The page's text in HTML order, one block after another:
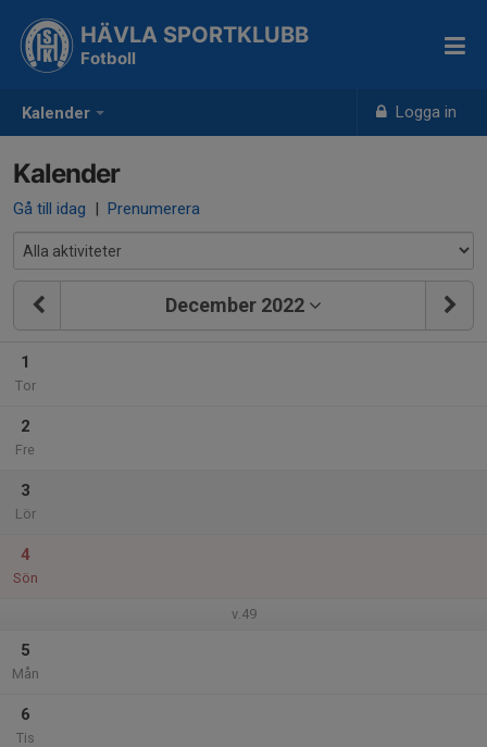
Kalender Logga in
HÄVLA SPORTKLUBB
Fotboll
Kalender
Gå till idag | Prenumerera
December 2022
1
Tor
2
Fre
3
Lör
4
Sön
v.49
5
Mån
6
Tis